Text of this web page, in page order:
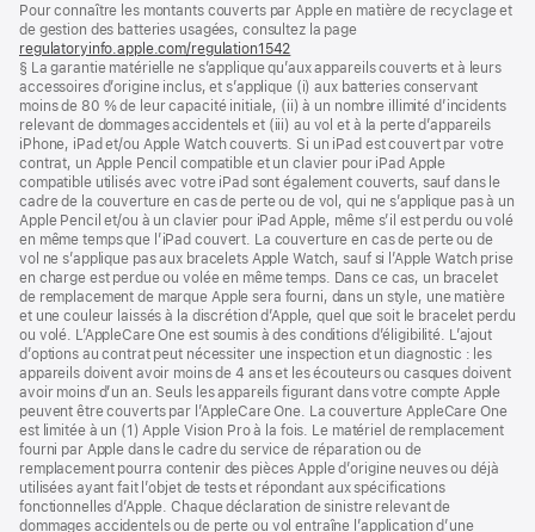
de
page
de
bas
de
page
Pour connaître les montants couverts par Apple en matière de recyclage et
de gestion des batteries usagées, consultez la page
regulatoryinfo.apple.com/regulation1542
dans
une
nouvelle
fenêtre)
§ La garantie matérielle ne s’applique qu’aux appareils couverts et à leurs
accessoires d’origine inclus, et s’applique (i) aux batteries conservant
moins de 80 % de leur capacité initiale, (ii) à un nombre illimité d’incidents
relevant de dommages accidentels et (iii) au vol et à la perte d’appareils
iPhone, iPad et/ou Apple Watch couverts. Si un iPad est couvert par votre
contrat, un Apple Pencil compatible et un clavier pour iPad Apple
compatible utilisés avec votre iPad sont également couverts, sauf dans le
cadre de la couverture en cas de perte ou de vol, qui ne s’applique pas à un
Apple Pencil et/ou à un clavier pour iPad Apple, même s’il est perdu ou volé
en même temps que l’iPad couvert. La couverture en cas de perte ou de
vol ne s’applique pas aux bracelets Apple Watch, sauf si l’Apple Watch prise
en charge est perdue ou volée en même temps. Dans ce cas, un bracelet
de remplacement de marque Apple sera fourni, dans un style, une matière
et une couleur laissés à la discrétion d’Apple, quel que soit le bracelet perdu
ou volé. L’AppleCare One est soumis à des conditions d’éligibilité. L’ajout
d’options au contrat peut nécessiter une inspection et un diagnostic : les
appareils doivent avoir moins de 4 ans et les écouteurs ou casques doivent
avoir moins d’un an. Seuls les appareils figurant dans votre compte Apple
peuvent être couverts par l’AppleCare One. La couverture AppleCare One
est limitée à un (1) Apple Vision Pro à la fois. Le matériel de remplacement
fourni par Apple dans le cadre du service de réparation ou de
remplacement pourra contenir des pièces Apple d’origine neuves ou déjà
utilisées ayant fait l’objet de tests et répondant aux spécifications
fonctionnelles d’Apple. Chaque déclaration de sinistre relevant de
dommages accidentels ou de perte ou vol entraîne l’application d’une